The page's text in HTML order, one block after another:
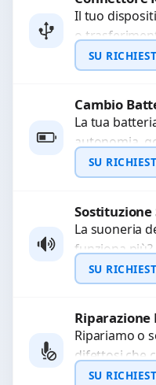
Il tuo
o
sostituiamo
rotti, allentati,
SU
Cambio
La tua
autonomia,
lenta o cicli
Sostituiamo
SU
Sostituzione
La suoneria
funziona
a moduli
precisi e
SU
Ripariamo o
difettosi che
audio delle
SU